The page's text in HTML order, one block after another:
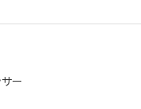
サー